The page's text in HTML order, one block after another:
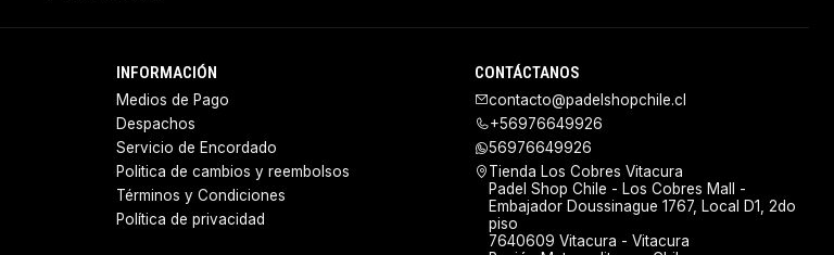
INFORMACIÓN
Medios de Pago
Despachos
Servicio de Encordado
Politica de cambios y reembolsos
Términos y Condiciones
Política de privacidad
CONTÁCTANOS
contacto@padelshopchile.cl
+56976649926
56976649926
Tienda Los Cobres Vitacura
Padel Shop Chile - Los Cobres Mall -
Embajador Doussinague 1767, Local D1, 2do
piso
7640609 Vitacura - Vitacura